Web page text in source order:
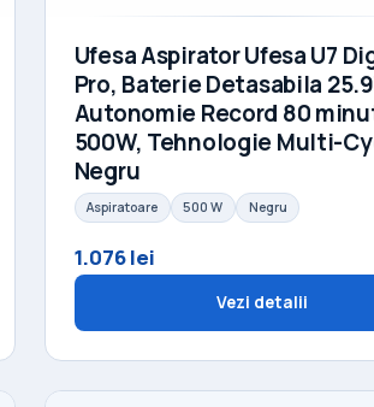
Ufesa Aspirator Ufesa U7
Pro, Baterie Detasabila
Autonomie Record 80
500W, Tehnologie Multi-
Negru
Aspiratoare 500 W Negru
1.076 lei
Vezi detalii